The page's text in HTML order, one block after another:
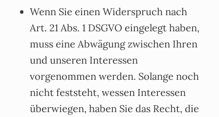
Wenn Sie einen Widerspruch nach
Art. 21 Abs. 1 DSGVO eingelegt haben,
muss eine Abwägung zwischen Ihren
und unseren Interessen
vorgenommen werden. Solange noch
nicht feststeht, wessen Interessen
überwiegen, haben Sie das Recht, die